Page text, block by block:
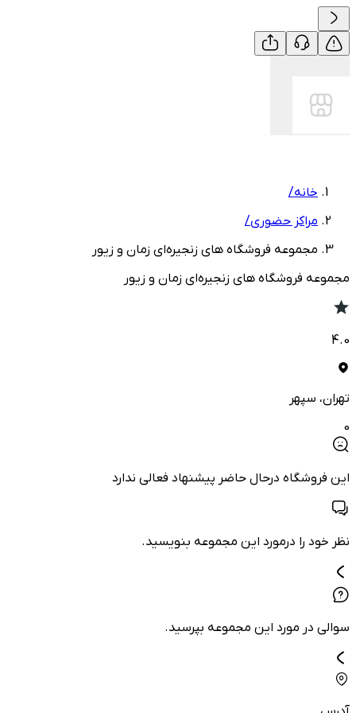
خانه/
مراکز حضوری/
مجموعه فروشگاه‌ های زنجیره‌ای زمان‌ و زیور
مجموعه فروشگاه‌ های زنجیره‌ای زمان‌ و زیور
4.0
تهران، سپهر
0
این فروشگاه درحال حاضر پیشنهاد فعالی ندارد
نظر خود را درمورد این مجموعه بنویسید.
سوالی در مورد این مجموعه بپرسید.